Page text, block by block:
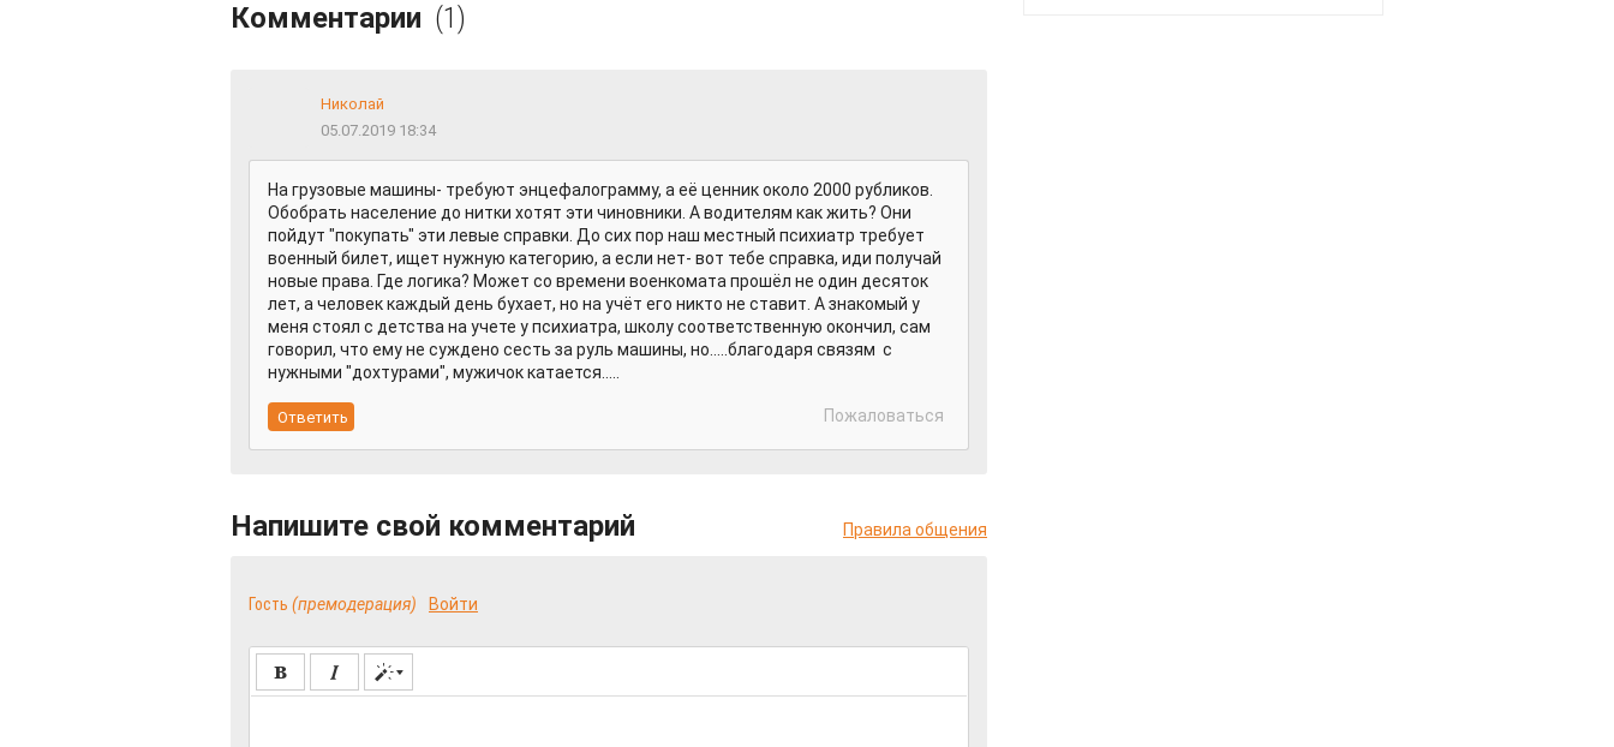
Комментарии (1)
Николай
05.07.2019 18:34
На грузовые машины- требуют энцефалограмму, а её ценник около 2000 рубликов.
Обобрать население до нитки хотят эти чиновники. А водителям как жить? Они
пойдут "покупать" эти левые справки. До сих пор наш местный психиатр требует
военный билет, ищет нужную категорию, а если нет- вот тебе справка, иди получай
новые права. Где логика? Может со времени военкомата прошёл не один десяток
лет, а человек каждый день бухает, но на учёт его никто не ставит. А знакомый у
меня стоял с детства на учете у психиатра, школу соответственную окончил, сам
говорил, что ему не суждено сесть за руль машины, но.....благодаря связям с
нужными "дохтурами", мужичок катается.....
Пожаловаться
Напишите свой комментарий Правила общения
Гость (премодерация) Войти